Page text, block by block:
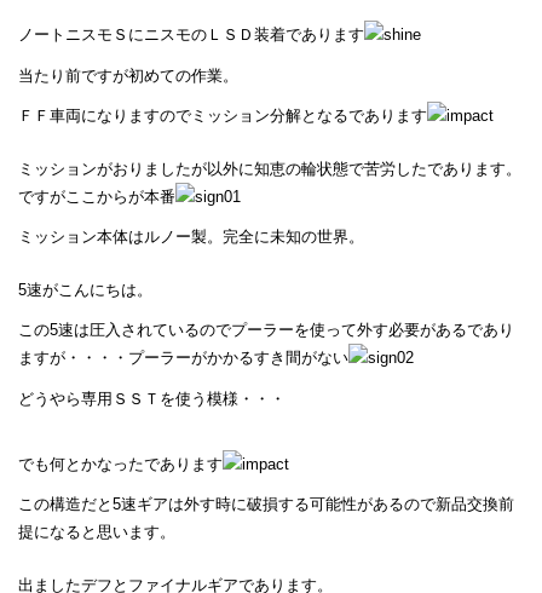
ノートニスモＳにニスモのＬＳＤ装着であります
当たり前ですが初めての作業。
ＦＦ車両になりますのでミッション分解となるであります
ミッションがおりましたが以外に知恵の輪状態で苦労したであります。
ですがここからが本番
ミッション本体はルノー製。完全に未知の世界。
5速がこんにちは。
この5速は圧入されているのでプーラーを使って外す必要があるであり
ますが・・・・プーラーがかかるすき間がない
どうやら専用ＳＳＴを使う模様・・・
でも何とかなったであります
この構造だと5速ギアは外す時に破損する可能性があるので新品交換前
提になると思います。
出ましたデフとファイナルギアであります。